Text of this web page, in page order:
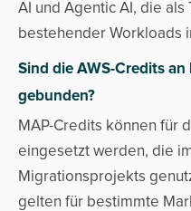
AI und Agentic AI, die
bestehender Workloads
Sind die AWS-Credits
gebunden?
MAP-Credits können für
eingesetzt werden, die
Migrationsprojekts
gelten für bestimmte